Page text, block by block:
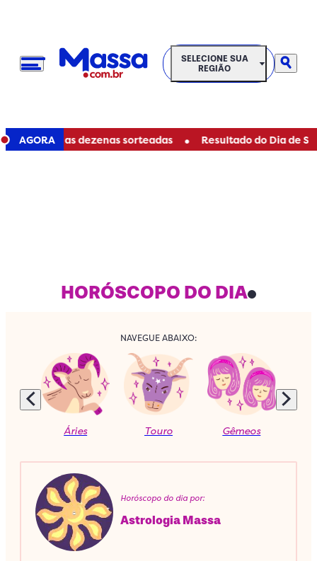
SELECIONE SUA REGIÃO
SELECIONE SUA
REGIÃO
AGORA
veja as dezenas sorteadas • Resultado do Dia de Sorte
HORÓSCOPO DO DIA
NAVEGUE ABAIXO:
Áries Touro Gêmeos
Horóscopo do dia por:
Astrologia Massa